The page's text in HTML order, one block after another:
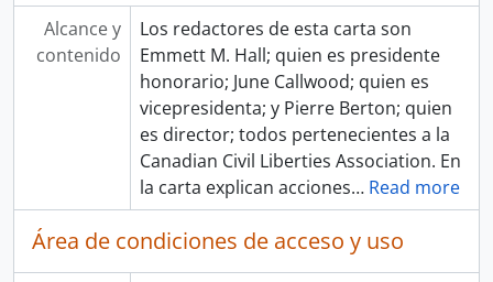
Alcance y
contenido
Los redactores de esta carta son
Emmett M. Hall; quien es presidente
honorario; June Callwood; quien es
vicepresidenta; y Pierre Berton; quien
es director; todos pertenecientes a la
Canadian Civil Liberties Association. En
la carta explican acciones… Read more
Área de condiciones de acceso y uso